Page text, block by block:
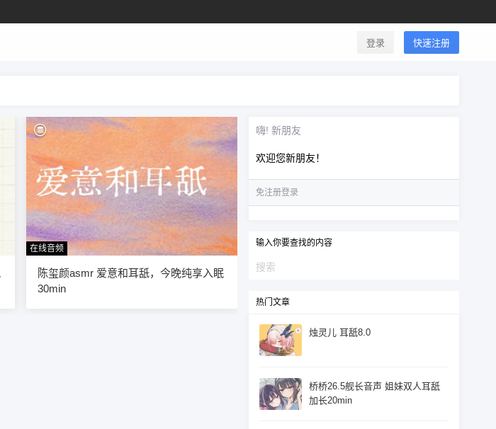
登录 快速注册
在线音频
陈玺颜asmr 爱意和耳舐，今晚纯享入眠
30min
嗨! 新朋友
欢迎您新朋友！
免注册登录
输入你要查找的内容
热门文章
烛灵儿 耳舐8.0
桥桥26.5舰长音声 姐妹双人耳舐
加长20min